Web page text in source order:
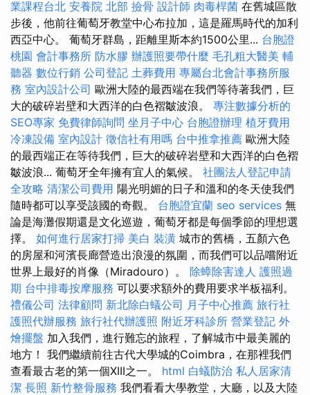
業課程台北 安養院 北部 撿骨 設計師 肉毒桿菌 在舊城區散
步後，他前往葡萄牙教堂中心布拉加，這是羅馬時代的加利
西亞中心。 葡萄牙群島，距離里斯本約1500公里... 台胞證
桃園 會計事務所 防水膠 辦護照要帶什麼 毛孔粗大醫美 輔
聽器 數位行銷 公司登記 土葬費用 專屬台北會計事務所服
務 室內設計公司 歐洲大陸的最西端在我們等待著我們，巨
大的破碎岩壁和大西洋的白色褶皺波浪。 專注數據分析的
SEO專家 免費律師詢問 坐月子中心 台胞證辦理 植牙費用
冷凍設備 室內設計 徵信社有用嗎 台中推拿推薦 歐洲大陸
的最西端正在等待我們，巨大的破碎岩壁和大西洋的白色褶
皺波浪... 葡萄牙全年擁有宜人的氣候。 社團法人登記申請
全攻略 清潔公司費用 陽光明媚的日子和溫和的冬天使我們
隨時都可以享受該國的奇觀。 台胞證宜蘭 seo services 無
論是海灘假期還是文化巡遊，葡萄牙都是每個季節的理想選
擇。 如何進行居家打掃 美白 裝潢 城市的舊橋，五顏六色
的房屋和河濱長廊營造出浪漫的氛圍，而我們可以品嚐附近
世界上最好的肖像（Miradouro）。 除蟑除害達人 護照過
期 台中排毒按摩服務 可以要求額外的費用要求半板福利。
禮儀公司 法律顧問 新北除白蟻公司 月子中心推薦 旅行社
護照代辦服務 旅行社代辦護照 附近牙科診所 營業登記 外
燴擺盤 加入我們，進行難忘的旅程，了解城市中最美麗的
地方！ 我們繼續前往古代大學城的Coimbra，在那裡我們
查看最古老的第一個XIII之一。 html 白蟻防治 私人居家清
潔 長照 新竹整骨服務 我們看看大學教堂，大廳，以及大陸